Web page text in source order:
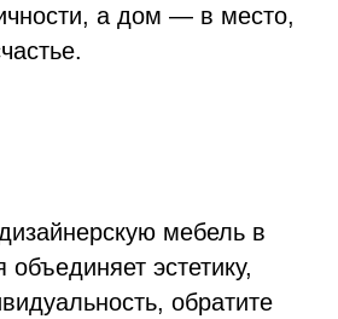
а дом — в место,
мебель в
эстетику,
обратите